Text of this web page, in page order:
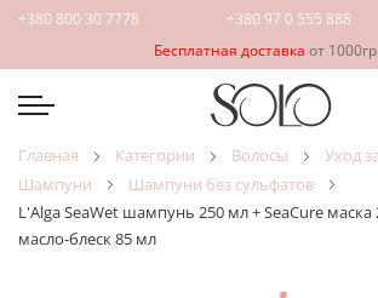
+380 800 30 7778 +380 97 0 555 888
Бесплатная доставка от
главная категории волосы
уход
шампуни
шампуни без сульфатов
L'Alga SeaWet шампунь 250 мл + SeaCure маска
масло-блеск 85 мл